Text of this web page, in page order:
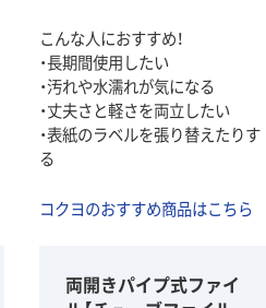
こんな人におすすめ！
・長期間使用したい
・汚れや水濡れが気になる
・丈夫さと軽さを両立したい
・表紙のラベルを張り替えたりす
る
コクヨのおすすめ商品はこちら
両開きパイプ式ファイ